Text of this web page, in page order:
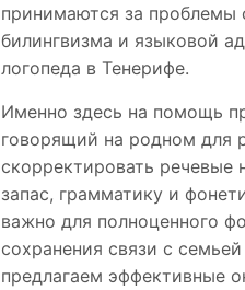
принимаются за
билингвизма и языковой
логопеда в Тенерифе.
Именно здесь на помощь
говорящий на родном для
скорректировать речевые
запас, грамматику и
важно для полноценного
сохранения связи с
предлагаем эффективные